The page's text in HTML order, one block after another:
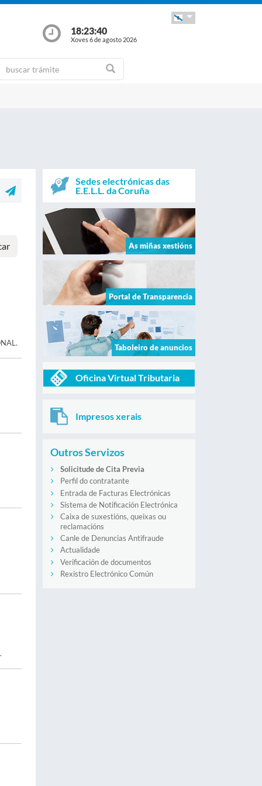
18:23:41
Xoves 6 de agosto 2026
Sedes electrónicas das
E.E.L.L. da Coruña
As miñas xestións
Portal de Transparencia
Taboleiro de anuncios
Oficina Virtual Tributaria
Impresos xerais
Outros Servizos
Solicitude de Cita Previa
Perfil do contratante
Entrada de Facturas Electrónicas
Sistema de Notificación Electrónica
Caixa de suxestións, queixas ou
reclamacións
Canle de Denuncias Antifraude
Actualidade
Verificación de documentos
Rexistro Electrónico Común